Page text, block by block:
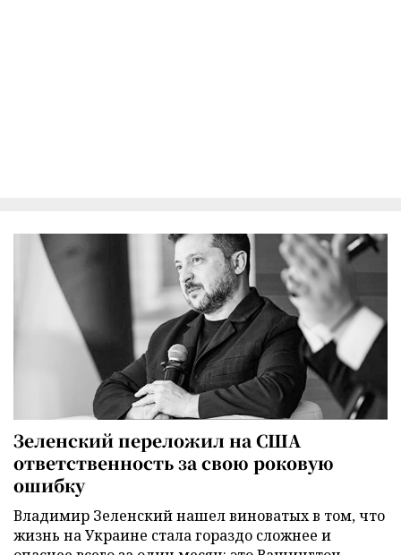
Зеленский переложил на США
ответственность за свою роковую
ошибку
Владимир Зеленский нашел виноватых в том, что
жизнь на Украине стала гораздо сложнее и